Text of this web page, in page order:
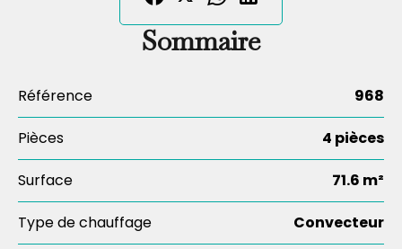
Sommaire
Référence 968
Pièces 4 pièces
Surface 71.6 m²
Type de chauffage Convecteur